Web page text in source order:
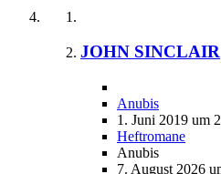
JOHN SINCLAIR
Anubis
1. Juni 2019 um
Heftromane
Anubis
7. August 2026